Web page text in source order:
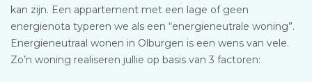
kan zijn. Een appartement met een lage of geen
energienota typeren we als een “energieneutrale woning”.
Energieneutraal wonen in Olburgen is een wens van vele.
Zo’n woning realiseren jullie op basis van 3 factoren: